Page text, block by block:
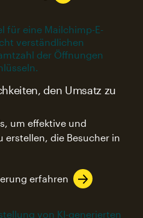
den Umsatz zu
um effektive und
erstellen, die Besucher in
erfahren